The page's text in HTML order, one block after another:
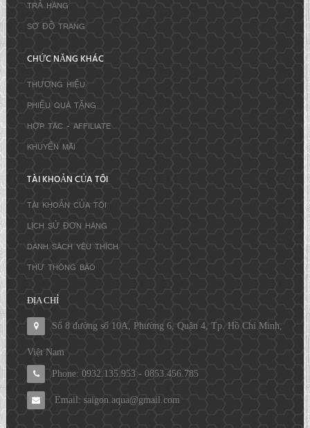
TRẢ HÀNG
SƠ ĐỒ TRANG
CHỨC NĂNG KHÁC
THƯƠNG HIỆU
PHIẾU QUÀ TẶNG
HỢP TÁC - AFFILIATE
KHUYẾN MÃI
TÀI KHOẢN CỦA TÔI
TÀI KHOẢN CỦA TÔI
LỊCH SỬ ĐƠN HÀNG
DANH SÁCH YÊU THÍCH
THƯ THÔNG BÁO
ĐỊA CHỈ
Số 8 đường số 10A, Phường 6, Quận 4, Tp. Hồ Chí Minh,
Việt Nam
Phone: 0932.135.953 - 0853.456.785
Email: saigon.aqua@gmail.com